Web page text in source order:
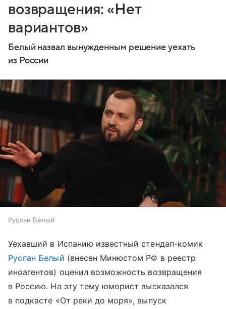
возвращения: «Нет
вариантов»
Белый назвал вынужденным решение уехать
из России
Руслан Белый
Уехавший в Испанию известный стендап-комик
Руслан Белый (внесен Минюстом РФ в реестр
иноагентов) оценил возможность возвращения
в Россию. На эту тему юморист высказался
в подкасте «От реки до моря», выпуск